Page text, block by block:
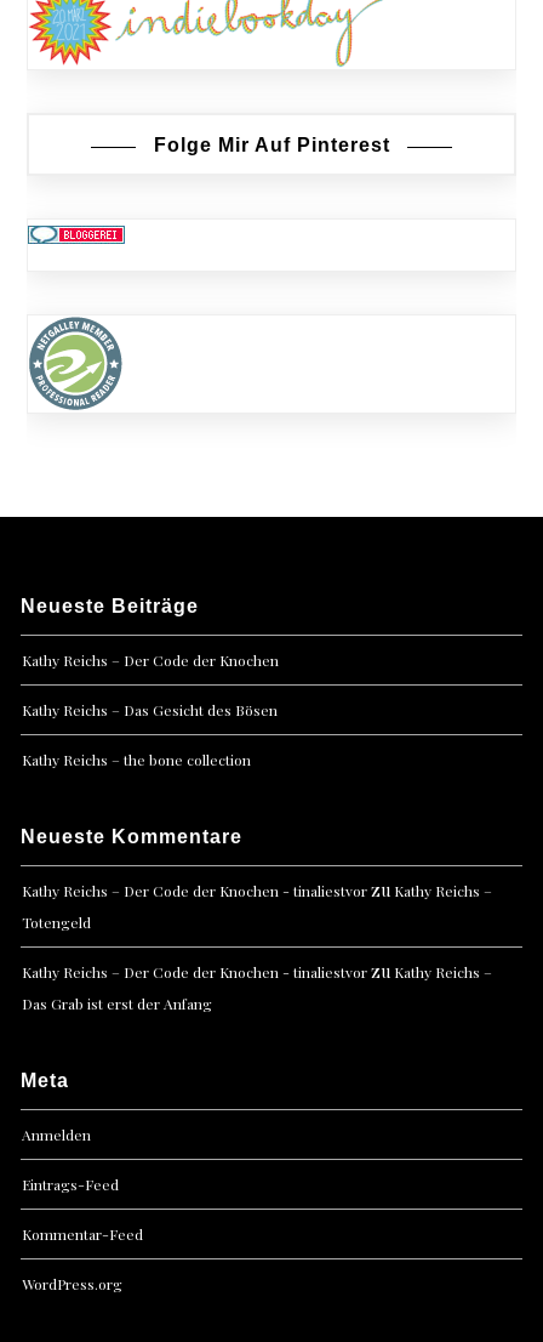
Folge Mir Auf Pinterest
Neueste Beiträge
Kathy Reichs – Der Code der Knochen
Kathy Reichs – Das Gesicht des Bösen
Kathy Reichs – the bone collection
Neueste Kommentare
Kathy Reichs – Der Code der Knochen - tinaliestvorzu Kathy Reichs –
Totengeld
Kathy Reichs – Der Code der Knochen - tinaliestvorzu Kathy Reichs –
Das Grab ist erst der Anfang
Meta
Anmelden
Eintrags-Feed
Kommentar-Feed
WordPress.org